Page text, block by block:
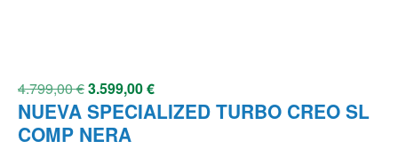
4.799,00€3.599,00€
NUEVA SPECIALIZED TURBO CREO SL
COMP NERA